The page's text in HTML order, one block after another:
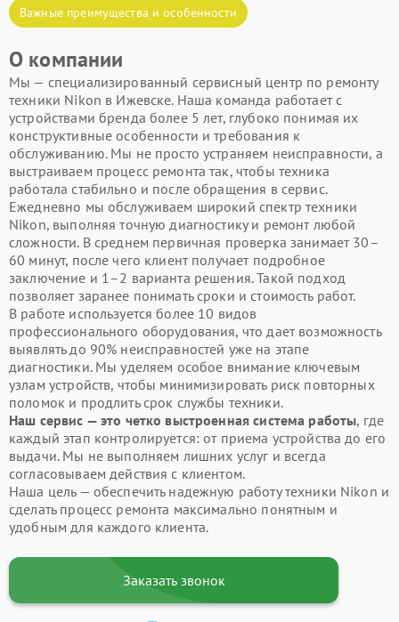
Важные преимущества и особенности
О компании
Мы — специализированный сервисный центр по ремонту
техники Nikon в Ижевске. Наша команда работает с
устройствами бренда более 5 лет, глубоко понимая их
конструктивные особенности и требования к
обслуживанию. Мы не просто устраняем неисправности, а
выстраиваем процесс ремонта так, чтобы техника
работала стабильно и после обращения в сервис.
Ежедневно мы обслуживаем широкий спектр техники
Nikon, выполняя точную диагностику и ремонт любой
сложности. В среднем первичная проверка занимает 30–
60 минут, после чего клиент получает подробное
заключение и 1–2 варианта решения. Такой подход
позволяет заранее понимать сроки и стоимость работ.
В работе используется более 10 видов
профессионального оборудования, что дает возможность
выявлять до 90% неисправностей уже на этапе
диагностики. Мы уделяем особое внимание ключевым
узлам устройств, чтобы минимизировать риск повторных
поломок и продлить срок службы техники.
Наш сервис — это четко выстроенная система работы, где
каждый этап контролируется: от приема устройства до его
выдачи. Мы не выполняем лишних услуг и всегда
согласовываем действия с клиентом.
Наша цель — обеспечить надежную работу техники Nikon и
сделать процесс ремонта максимально понятным и
удобным для каждого клиента.
Заказать звонок